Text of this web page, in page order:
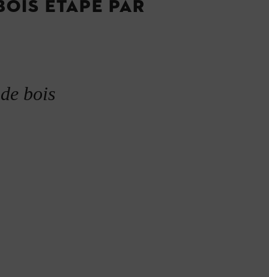
ÉTAPE PAR
bois